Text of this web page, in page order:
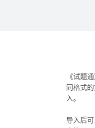
《试题
同格式
入。
导入后